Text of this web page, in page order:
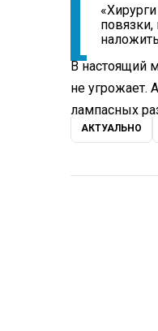
В настоящий
не угрожает.
лампасных
АКТУАЛЬНО